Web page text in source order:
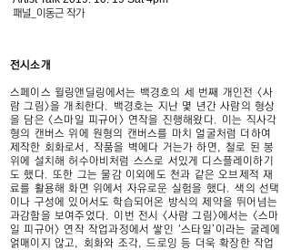
패널_이동근 작가
전시소개
스페이스 윌링앤딜링에서는 백경호의 세 번째 개인전 <사
람 그림>을 개최한다. 백경호는 지난 몇 년간 사람의 형상
을 담은 <스마일 피규어> 연작을 진행해왔다. 이는 직사각
형의 캔버스 위에 원형의 캔버스를 마치 얼굴처럼 더하여
제작한 회화로서, 작품을 벽에다 거는가 하면, 철로 된 봉
위에 설치해 허수아비처럼 스스로 서있게 디스플레이하기
도 했다. 또한 그는 물감 이외에도 천과 같은 오브제적 재
료를 활용해 화면 위에서 자유로운 실험을 했다. 색의 선택
이나 구성에 있어서도 학습되어온 방식의 제약을 뛰어넘는
과감함을 보여주었다. 이번 전시 <사람 그림>에서는 <스마
일 피규어> 연작 작업과정에서 쌓인 ‘스타일’이라는 굴레에
얽매이지 않고, 회화와 조각, 드로잉 등 더욱 확장한 작업